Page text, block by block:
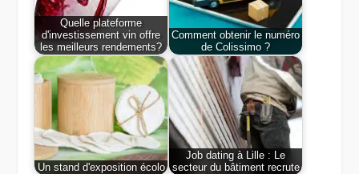
Quelle plateforme
d'investissement vin offre
les meilleurs rendements?
Comment obtenir le numéro
de Colissimo ?
Un stand d'exposition écolo
Job dating à Lille : Le
secteur du bâtiment recrute